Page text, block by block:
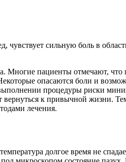
чувствует сильную боль в
пациенты отмечают, что
опасаются боли и
процедуры риски
вернуться к привычной жизни.
лечения.
долгое время не